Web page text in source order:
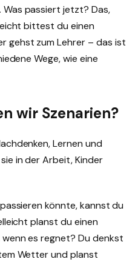
passiert jetzt? Das,
bittest du einen
gehst zum Lehrer – das ist
Wege, wie eine
wir Szenarien?
Lernen und
in der Arbeit, Kinder
könnte, kannst du
planst du einen
es regnet? Du denkst
Wetter und planst